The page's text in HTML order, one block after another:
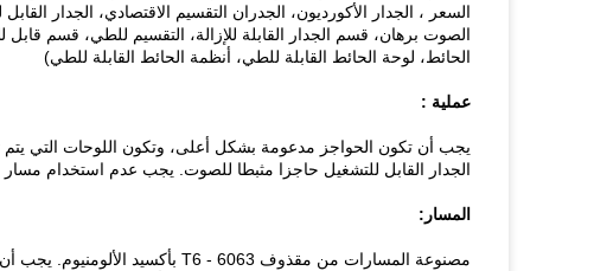
السعر ، الجدار الأكورديون، الجدران التقسيم الاقتصادي، الجدار
الصوت برهان، قسم الجدار القابلة للإزالة، التقسيم للطي، قسم
الحائط، لوحة الحائط القابلة للطي، أنظمة الحائط القابلة للطي)
عملية :
يجب أن تكون الحواجز مدعومة بشكل أعلى، وتكون اللوحات التي
الجدار القابل للتشغيل حاجزا مثبطا للصوت.
يجب عدم استخدام مسار
المسار:
مصنوعة المسارات من مقذوف 6063 - T6 بأكسيد الألومنيوم.
يجب أن